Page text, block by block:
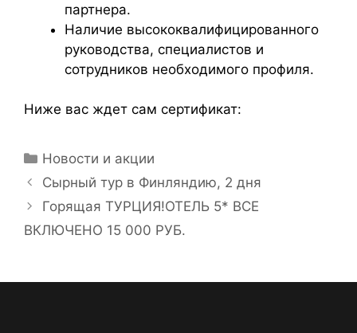
партнера.
Наличие высококвалифицированного
руководства, специалистов и
сотрудников необходимого профиля.
Ниже вас ждет сам сертификат:
Новости и акции
Сырный тур в Финляндию, 2 дня
Горящая ТУРЦИЯ!ОТЕЛЬ 5* ВСЕ
ВКЛЮЧЕНО 15 000 РУБ.